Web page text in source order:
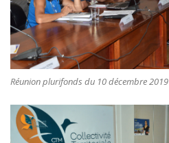
Réunion plurifonds du 10 décembre 2019